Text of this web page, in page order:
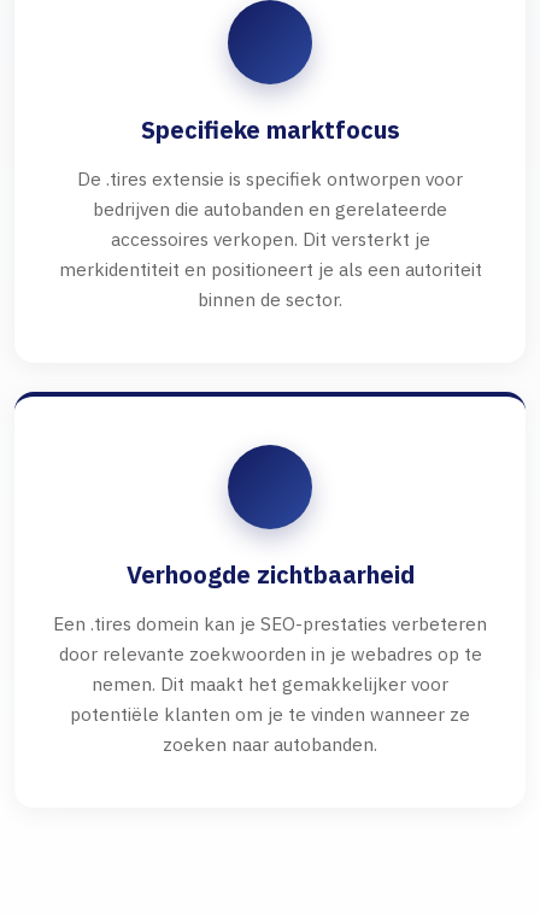
Specifieke marktfocus
De .tires extensie is specifiek ontworpen voor
bedrijven die autobanden en gerelateerde
accessoires verkopen. Dit versterkt je
merkidentiteit en positioneert je als een autoriteit
binnen de sector.
Verhoogde zichtbaarheid
Een .tires domein kan je SEO-prestaties verbeteren
door relevante zoekwoorden in je webadres op te
nemen. Dit maakt het gemakkelijker voor
potentiële klanten om je te vinden wanneer ze
zoeken naar autobanden.